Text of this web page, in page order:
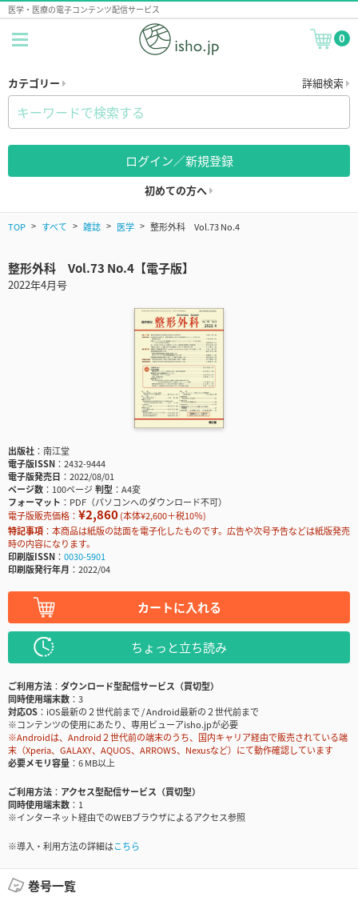
医学・医療の電子コンテンツ配信サービス
0
カテゴリー 詳細検索
ログイン／新規登録
初めての方へ
TOP すべて 雑誌 医学 整形外科 Vol.73 No.4
整形外科 Vol.73 No.4【電子版】
2022年4月号
出版社
南江堂
電子版ISSN
2432-9444
電子版発売日
2022/08/01
ページ数
100ページ判型
A4変
フォーマット
PDF（パソコンへのダウンロード不可）
電子版販売価格： ¥2,860(本体¥2,600＋税10％)
特記事項
本商品は紙版の誌面を電子化したものです。広告や次号予告などは紙版発売
時の内容になります。
印刷版ISSN
0030-5901
印刷版発行年月
2022/04
カートに入れる
ちょっと立ち読み
ご利用方法
ダウンロード型配信サービス（買切型）
同時使用端末数
3
対応OS
iOS最新の２世代前まで / Android最新の２世代前まで
※コンテンツの使用にあたり、専用ビューアisho.jpが必要
※Androidは、Android２世代前の端末のうち、国内キャリア経由で販売されている端
末（Xperia、GALAXY、AQUOS、ARROWS、Nexusなど）にて動作確認しています
必要メモリ容量
6 MB以上
ご利用方法
アクセス型配信サービス（買切型）
同時使用端末数
1
※インターネット経由でのWEBブラウザによるアクセス参照
※導入・利用方法の詳細はこちら
巻号一覧